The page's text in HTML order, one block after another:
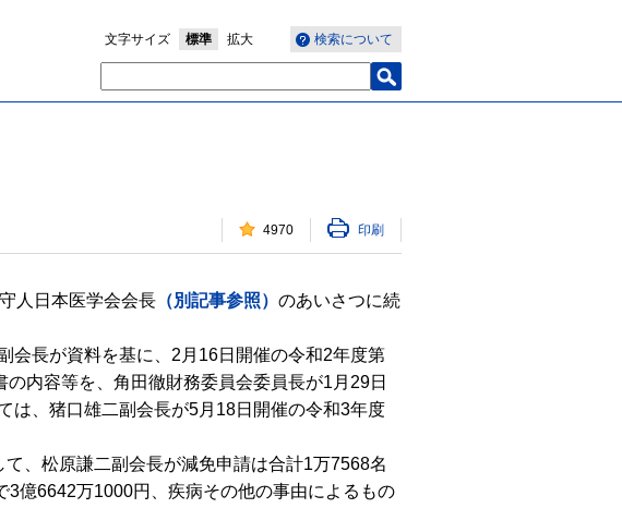
検索について
文字サイズ 標準 拡大
4970 印刷
人日本医学会会長 （別記事参照） のあいさつに続
長が資料を基に、2月16日開催の令和2年度第
内容等を、角田徹財務委員会委員長が1月29日
は、猪口雄二副会長が5月18日開催の令和3年度
、松原謙二副会長が減免申請は合計1万7568名
億6642万1000円、疾病その他の事由によるもの